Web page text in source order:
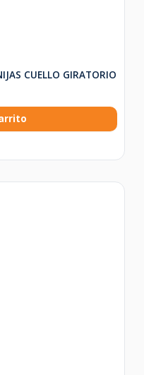
CUELLO GIRATORIO